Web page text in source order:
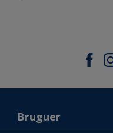
Bruguer